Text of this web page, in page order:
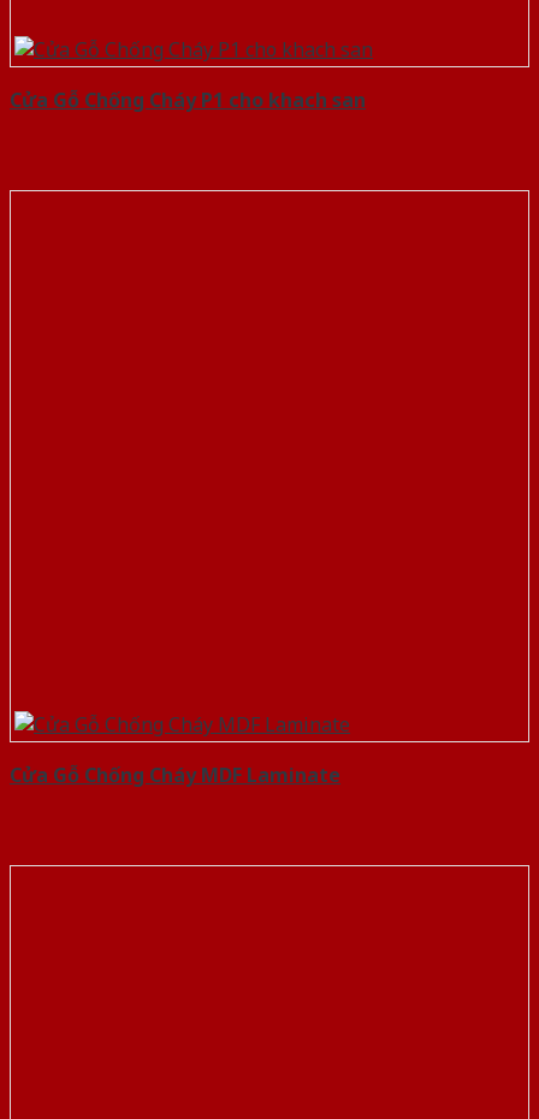
Cửa Gỗ Chống Cháy P1 cho khach san
Cửa Gỗ Chống Cháy MDF Laminate